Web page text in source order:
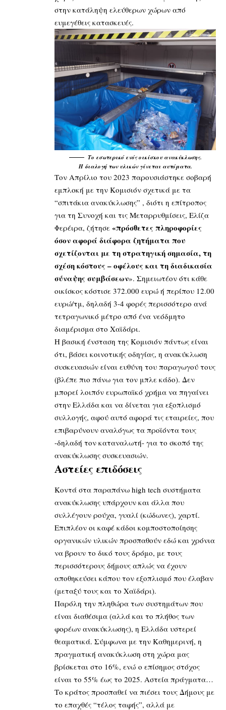
στην κατάληψη ελεύθερων χώρων από
ευμεγέθεις κατασκευές.
Το εσωτερικό ενός οικίσκου ανακύκλωσης.
Η διαλογή των υλικών γίνεται αυτόματα.
Τον Απρίλιο του 2023 παρουσιάστηκε σοβαρή
εμπλοκή με την Κομισιόν σχετικά με τα
“σπιτάκια ανακύκλωσης” , διότι η επίτροπος
για τη Συνοχή και τις Μεταρρυθμίσεις, Ελίζα
Φερέιρα, ζήτησε «πρόσθετες πληροφορίες
όσον αφορά διάφορα ζητήματα που
σχετίζονται με τη στρατηγική σημασία, τη
σχέση κόστους – οφέλους και τη διαδικασία
σύναψης συμβάσεων». Σημειωτέον ότι κάθε
οικίσκος κόστισε 372.000 ευρώ ή περίπου 12.00
ευρώ/τμ, δηλαδή 3-4 φορές περισσότερο ανά
τετραγωνικό μέτρο από ένα νεόδμητο
διαμέρισμα στο Χαϊδάρι.
Η βασική ένσταση της Κομισιόν πάντως είναι
ότι, βάσει κοινοτικής οδηγίας, η ανακύκλωση
συσκευασιών είναι ευθύνη του παραγωγού τους
(βλέπε πιο πάνω για τον μπλε κάδο). Δεν
μπορεί λοιπόν ευρωπαϊκό χρήμα να πηγαίνει
στην Ελλάδα και να δίνεται για εξοπλισμό
συλλογής, αφού αυτό αφορά τις εταιρείες, που
επιβαρύνουν αναλόγως τα προϊόντα τους
-δηλαδή τον καταναλωτή- για το σκοπό της
ανακύκλωσης συσκευασιών.
Αστείες επιδόσεις
Κοντά στα παραπάνω high tech συστήματα
ανακύκλωσης υπάρχουν και άλλα που
συλλέγουν ρούχα, γυαλί (κώδωνες), χαρτί.
Επιπλέον οι καφέ κάδοι κομποστοποίησης
οργανικών υλικών προσπαθούν εδώ και χρόνια
να βρουν το δικό τους δρόμο, με τους
περισσότερους δήμους απλώς να έχουν
αποθηκεύσει κάπου τον εξοπλισμό που έλαβαν
(μεταξύ τους και το Χαϊδάρι).
Παρόλη την πληθώρα των συστημάτων που
είναι διαθέσιμα (αλλά και το πλήθος των
φορέων ανακύκλωσης), η Ελλάδα υστερεί
θεαματικά. Σύμφωνα με την Καθημερινή, η
πραγματική ανακύκλωση στη χώρα μας
βρίσκεται στο 16%, ενώ ο επίσημος στόχος
είναι το 55% έως το 2025. Αστεία πράγματα…
Το κράτος προσπαθεί να πιέσει τους Δήμους με
το επαχθές “τέλος ταφής”, αλλά με